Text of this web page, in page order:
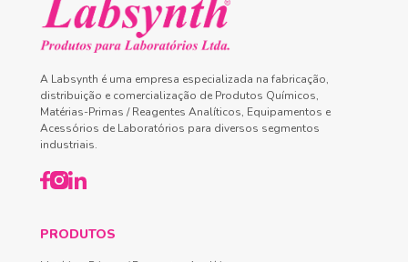
A Labsynth é uma empresa especializada na fabricação,
distribuição e comercialização de Produtos Químicos,
Matérias-Primas / Reagentes Analíticos, Equipamentos e
Acessórios de Laboratórios para diversos segmentos
industriais.
PRODUTOS